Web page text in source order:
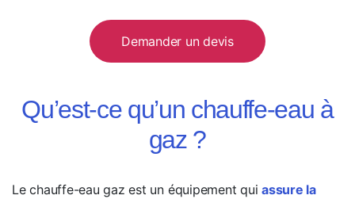
Demander un devis
Qu’est-ce qu’un chauffe-eau à
gaz ?
Le chauffe-eau gaz est un équipement quiassure la